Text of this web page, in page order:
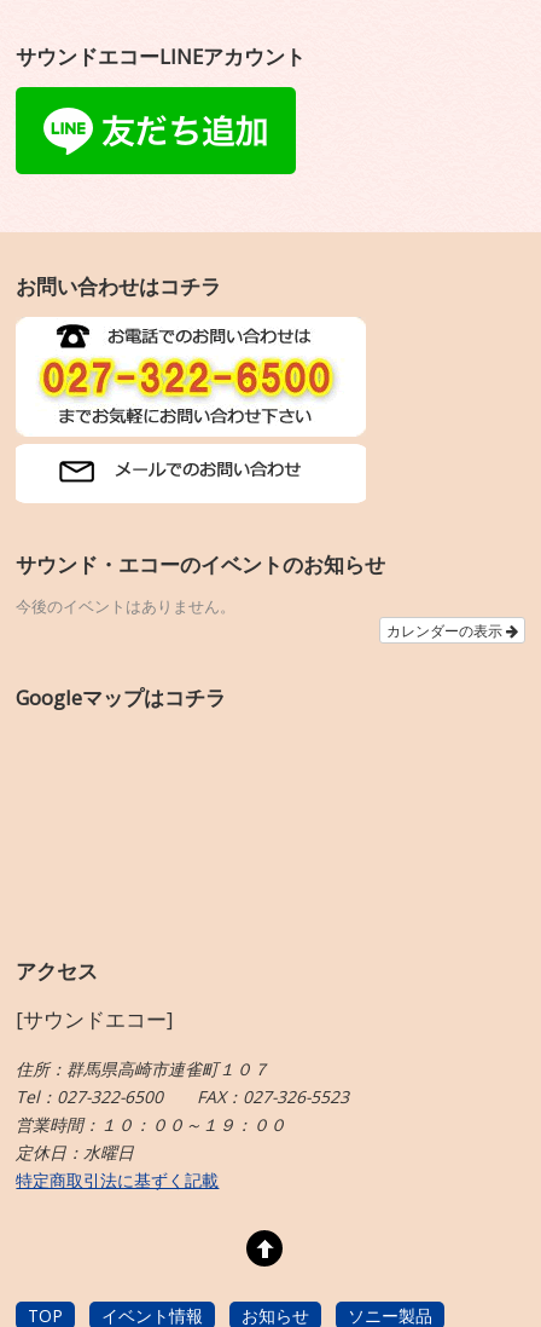
サウンドエコーLINEアカウント
お問い合わせはコチラ
サウンド・エコーのイベントのお知らせ
今後のイベントはありません。
カレンダーの表示
Googleマップはコチラ
アクセス
[サウンドエコー]
住所：群馬県高崎市連雀町１０７
Tel：027-322-6500 FAX：027-326-5523
営業時間：１０：００～１９：００
定休日：水曜日
特定商取引法に基ずく記載
TOP イベント情報 お知らせ ソニー製品